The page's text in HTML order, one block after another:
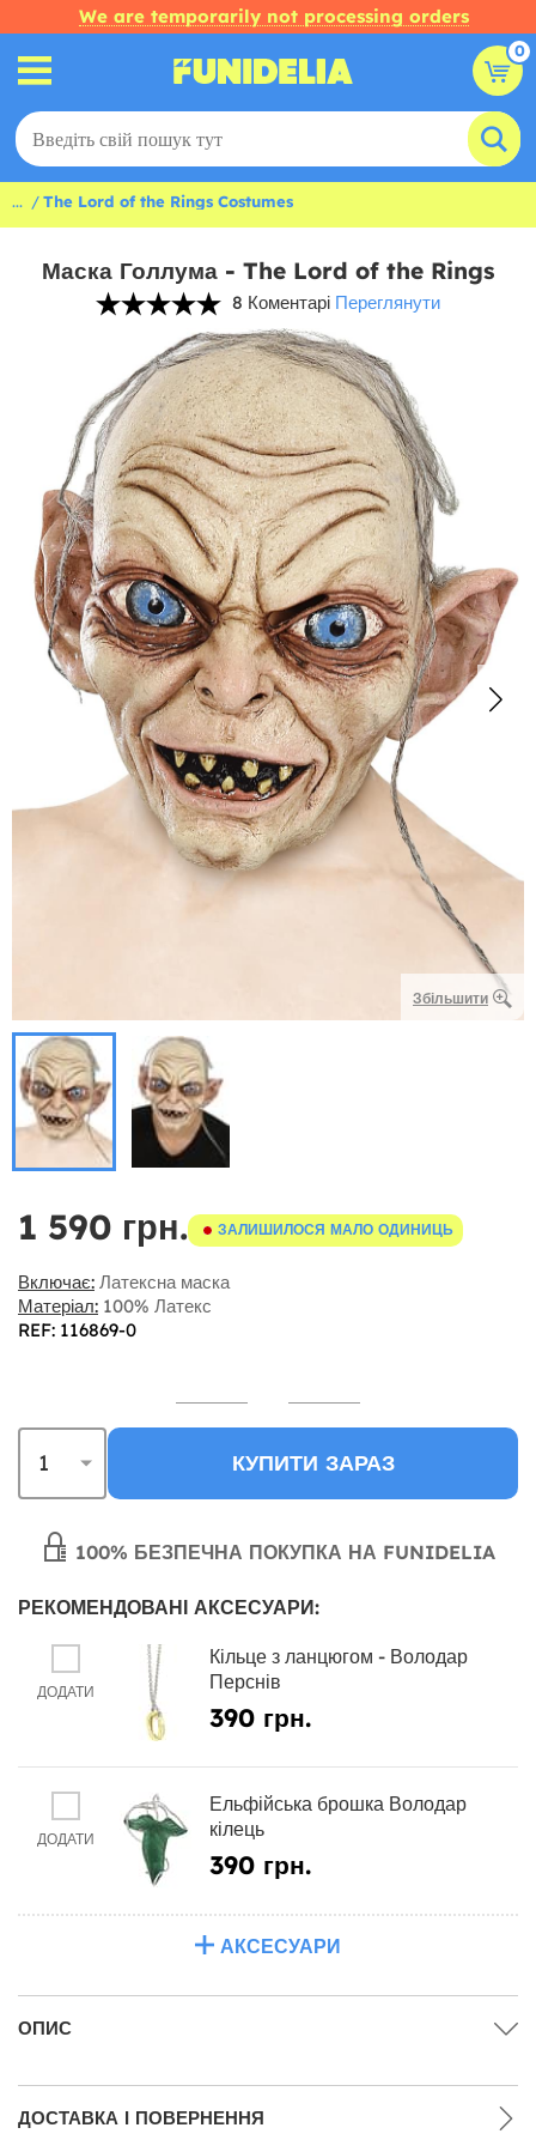
We are temporarily not processing orders
0
... The Lord of the Rings Costumes
Маска Голлума - The Lord of the Rings
8 Коментарі Переглянути
Збільшити
1 590 грн. ЗАЛИШИЛОСЯ МАЛО ОДИНИЦЬ
Включає: Латексна маска
Матеріал: 100% Латекс
REF: 116869-0
КУПИТИ ЗАРАЗ
100% БЕЗПЕЧНА ПОКУПКА НА FUNIDELIA
РЕКОМЕНДОВАНІ АКСЕСУАРИ:
ДОДАТИ
Кільце з ланцюгом - Володар
Перснів
390 грн.
ДОДАТИ
Ельфійська брошка Володар
кілець
390 грн.
АКСЕСУАРИ
ОПИС
ДОСТАВКА І ПОВЕРНЕННЯ